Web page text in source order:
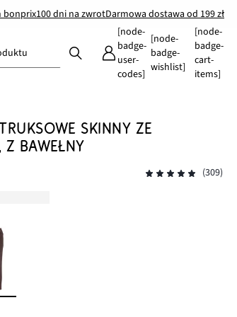
bonprix100 dni na zwrotDarmowa dostawa od 199 zł
[node-
badge-
user-
codes]
[node-
badge-
wishlist]
[node-
badge-
cart-
items]
SKINNY ZE
Z BAWEŁNY
(309)